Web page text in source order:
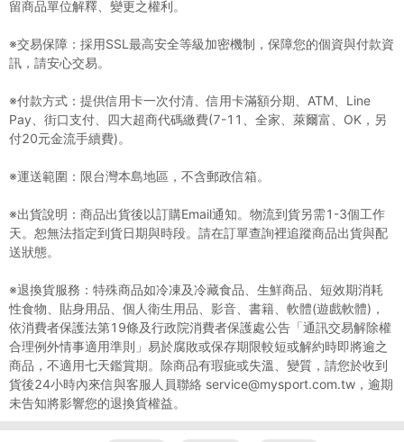
留商品單位解釋、變更之權利。
※交易保障：採用SSL最高安全等級加密機制，保障您的個資與付款資
訊，請安心交易。
※付款方式：提供信用卡一次付清、信用卡滿額分期、ATM、Line
Pay、街口支付、四大超商代碼繳費(7-11、全家、萊爾富、OK，另
付20元金流手續費)。
※運送範圍：限台灣本島地區，不含郵政信箱。
※出貨說明：商品出貨後以訂購Email通知。物流到貨另需1-3個工作
天。恕無法指定到貨日期與時段。請在訂單查詢裡追蹤商品出貨與配
送狀態。
※退換貨服務：特殊商品如冷凍及冷藏食品、生鮮商品、短效期消耗
性食物、貼身用品、個人衛生用品、影音、書籍、軟體(遊戲軟體)，
依消費者保護法第19條及行政院消費者保護處公告「通訊交易解除權
合理例外情事適用準則」易於腐敗或保存期限較短或解約時即將逾之
商品，不適用七天鑑賞期。除商品有瑕疵或失溫、變質，請您於收到
貨後24小時內來信與客服人員聯絡 service@mysport.com.tw，逾期
未告知將影響您的退換貨權益。